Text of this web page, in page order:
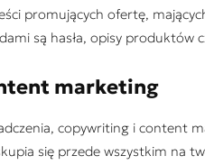
promujących ofertę,
są hasła, opisy produktów
marketing
copywriting i content
się przede wszystkim na